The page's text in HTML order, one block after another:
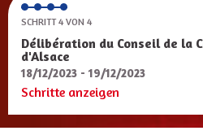
SCHRITT 4 VON 4
Délibération du Conseil de la
d'Alsace
18/12/2023 - 19/12/2023
Schritte anzeigen